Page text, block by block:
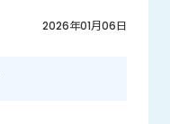
2026年01月06日